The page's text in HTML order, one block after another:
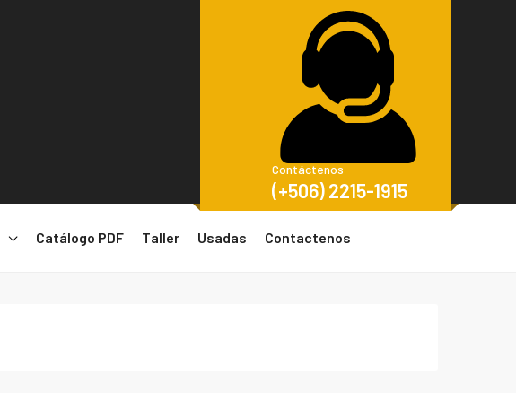
Contáctenos
(+506) 2215-1915
Catálogo PDF Taller Usadas Contactenos